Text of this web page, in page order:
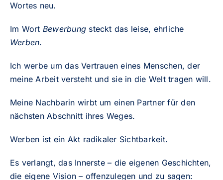
Wortes neu.
Im Wort Bewerbung steckt das leise, ehrliche
Werben.
Ich werbe um das Vertrauen eines Menschen, der
meine Arbeit versteht und sie in die Welt tragen will.
Meine Nachbarin wirbt um einen Partner für den
nächsten Abschnitt ihres Weges.
Werben ist ein Akt radikaler Sichtbarkeit.
Es verlangt, das Innerste – die eigenen Geschichten,
die eigene Vision – offenzulegen und zu sagen: